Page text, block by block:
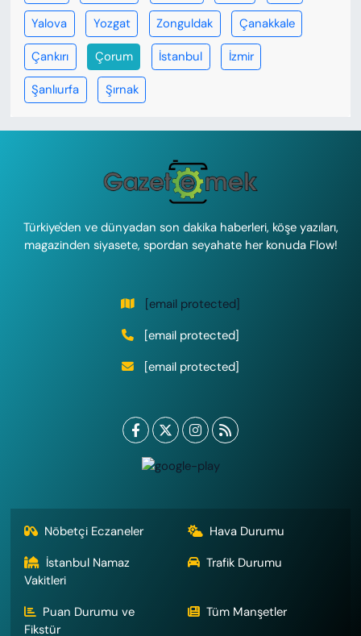
Yalova Yozgat Zonguldak Çanakkale
Çankırı Çorum İstanbul İzmir
Şanlıurfa Şırnak
Türkiye'den ve dünyadan son dakika haberleri, köşe yazıları,
magazinden siyasete, spordan seyahate her konuda Flow!
[email protected]
[email protected]
[email protected]
Nöbetçi Eczaneler
Hava Durumu
İstanbul Namaz
Vakitleri
Trafik Durumu
Puan Durumu ve
Fikstür
Tüm Manşetler